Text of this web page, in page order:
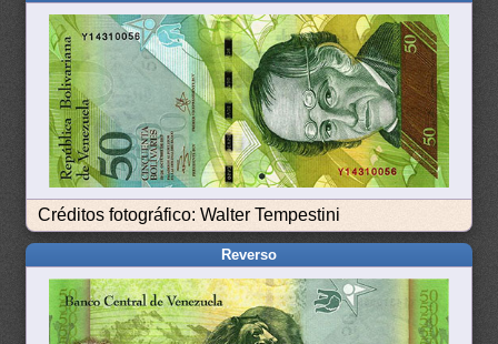
Créditos fotográfico: Walter Tempestini
Reverso